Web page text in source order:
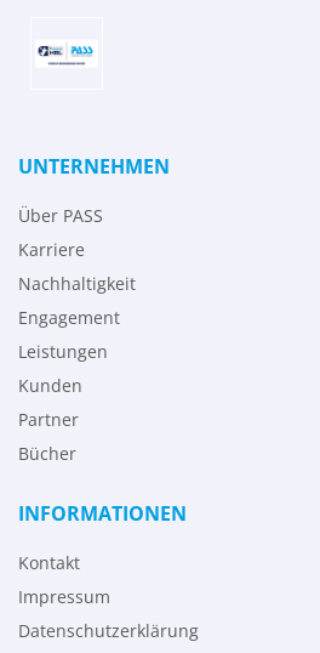
UNTERNEHMEN
Über PASS
Karriere
Nachhaltigkeit
Engagement
Leistungen
Kunden
Partner
Bücher
INFORMATIONEN
Kontakt
Impressum
Datenschutzerklärung